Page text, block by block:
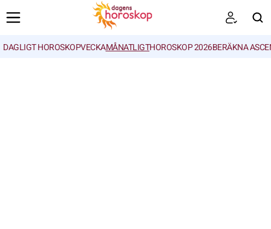
DAGLIGT HOROSKOPVECKAMÅNATLIGTHOROSKOP 2026BERÄKNA